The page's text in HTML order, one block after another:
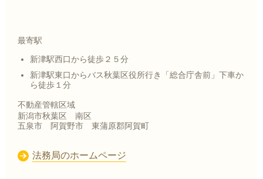
最寄駅
新津駅西口から徒歩２５分
新津駅東口からバス秋葉区役所行き「総合庁舎前」下車か
ら徒歩１分
不動産管轄区域
新潟市秋葉区 南区
五泉市 阿賀野市 東蒲原郡阿賀町
法務局のホームページ